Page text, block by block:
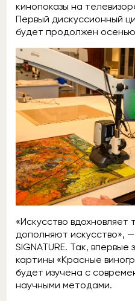
кинопоказы на
Первый дискуссионный
будет продолжен
«Искусство вдохновляет
дополняют искусство», —
SIGNATURE. Так,
картины «Красные
будет изучена с
научными методами.